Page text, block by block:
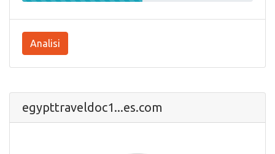
Analisi
egypttraveldoc1...es.com